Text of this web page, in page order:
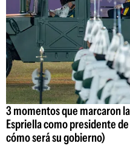
3 momentos que marcaron
Espriella como presidente
cómo será su gobierno)